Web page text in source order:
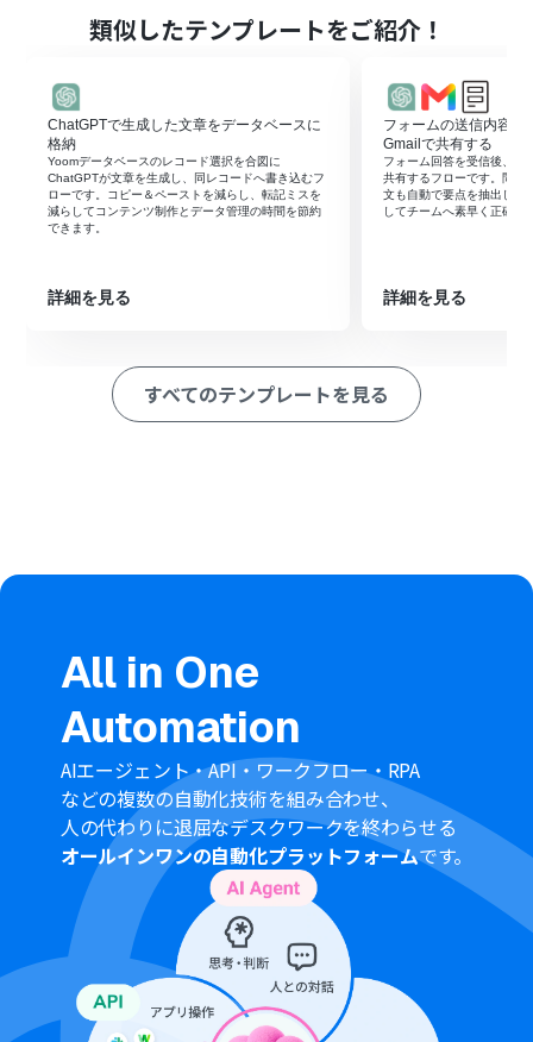
■フローボットの流れ
Yoomと連携します
次に、トリガーでYoomのメール機能を選択し、「メール
が届いたら」というアクションを設定します
続いて、オペレーションでChatGPTを選択し、トリガー
で受信したメール本文を要約するように「テキストを生
成」アクションを設定します
最後に、オペレーションでdesknet's NEO（AppSuite）
※「トリガー」：フロー起動のきっかけとなるアクション、「オ
■このワークフローのカスタムポイント
メール機能のトリガー設定では、自動化の対象としたい
desknet's NEO（AppSuite）へのデータ追加アクション
■注意事項
ChatGPT、desknet's NEO（AppSuite）のそれぞれと
Yoomを連携してください。
Google Chatとの連携はGoogle Workspaceの場合のみ
可能です。詳細は下記を参照ください。
https://intercom.help/yoom/ja/articles/6647336
トリガーは5分、10分、15分、30分、60分の間隔で起動
間隔を選択できます。
プランによって最短の起動間隔が異なりますので、ご注意
ください。
類似したテンプレートをご紹介！
ChatGPTで生成した文章をデータベースに
格納
Yoomデータベースのレコード選択を合図に
ChatGPTが文章を生成し、同レコードへ書き込むフ
ローです。コピー＆ペーストを減らし、転記ミスを
減らしてコンテンツ制作とデータ管理の時間を節約
できます。
詳細を見る
フォームの送信内容を
Gmailで共有する
フォーム回答を受信後、
共有するフローです。問い
文も自動で要点を抽出し、
してチームへ素早く正確に
詳細を見る
すべてのテンプレートを見る
All in One
Automation
AIエージェント・API・ワークフロー・RPA
などの複数の自動化技術を組み合わせ、
人の代わりに退屈なデスクワークを終わらせる
オールインワンの自動化プラットフォームです。